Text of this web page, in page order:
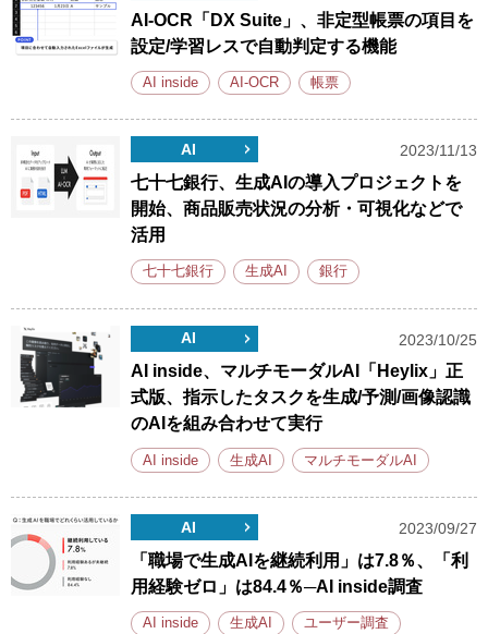
AI-OCR「DX Suite」、非定型帳票の項目を
設定/学習レスで自動判定する機能
AI inside AI-OCR 帳票
AI 2023/11/13
七十七銀行、生成AIの導入プロジェクトを
開始、商品販売状況の分析・可視化などで
活用
七十七銀行 生成AI 銀行
AI 2023/10/25
AI inside、マルチモーダルAI「Heylix」正
式版、指示したタスクを生成/予測/画像認識
のAIを組み合わせて実行
AI inside 生成AI マルチモーダルAI
AI 2023/09/27
「職場で生成AIを継続利用」は7.8％、「利
用経験ゼロ」は84.4％─AI inside調査
AI inside 生成AI ユーザー調査